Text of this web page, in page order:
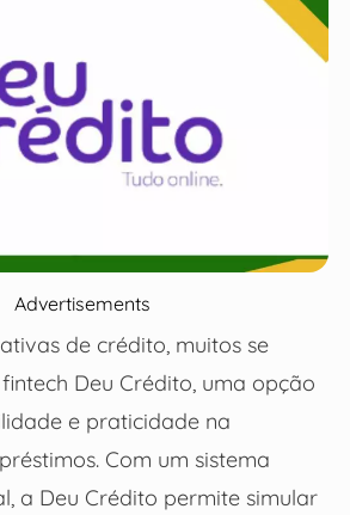
Advertisements
de crédito, muitos se
Deu Crédito, uma opção
e praticidade na
Com um sistema
a Deu Crédito permite simular